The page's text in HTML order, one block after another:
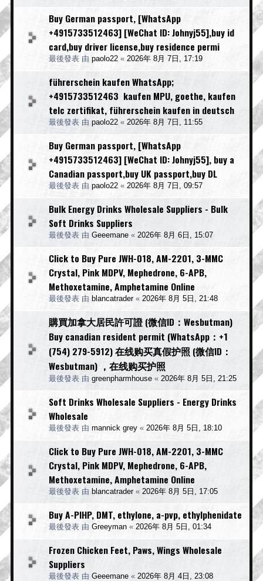
Buy German passport, [WhatsApp
+4915733512463] [WeChat ID: Johnyj55],buy id
card,buy driver license,buy residence permi
最後發表 由 paolo22 « 2026年 8月 7日, 17:19
führerschein kaufen WhatsApp;
+4915733512463 kaufen MPU, goethe, kaufen
telc zertifikat, führerschein kaufen in deutsch
最後發表 由 paolo22 « 2026年 8月 7日, 11:55
Buy German passport, [WhatsApp
+4915733512463] [WeChat ID: Johnyj55], buy a
Canadian passport,buy UK passport,buy DL
最後發表 由 paolo22 « 2026年 8月 7日, 09:57
Bulk Energy Drinks Wholesale Suppliers - Bulk
Soft Drinks Suppliers
最後發表 由 Geeemane « 2026年 8月 6日, 15:07
Click to Buy Pure JWH-018, AM-2201, 3-MMC
Crystal, Pink MDPV, Mephedrone, 6-APB,
Methoxetamine, Amphetamine Online
最後發表 由 blancatrader« 2026年 8月 5日, 21:48
購買加拿大居民許可證 (微信ID：Wesbutman)
Buy canadian resident permit (WhatsApp：+1
(754) 279-5912) 在线购买真假护照 (微信ID：
Wesbutman) ，在线购买护照
最後發表 由 greenpharmhouse « 2026年 8月 5日, 21:25
Soft Drinks Wholesale Suppliers - Energy Drinks
Wholesale
最後發表 由 mannick grey « 2026年 8月 5日, 18:10
Click to Buy Pure JWH-018, AM-2201, 3-MMC
Crystal, Pink MDPV, Mephedrone, 6-APB,
Methoxetamine, Amphetamine Online
最後發表 由 blancatrader« 2026年 8月 5日, 17:05
Buy A-PIHP, DMT, ethylone, a-pvp, ethylphenidate
最後發表 由 Greeyman « 2026年 8月 5日, 01:34
Frozen Chicken Feet, Paws, Wings Wholesale
Suppliers
最後發表 由 Geeemane « 2026年 8月 4日, 23:08